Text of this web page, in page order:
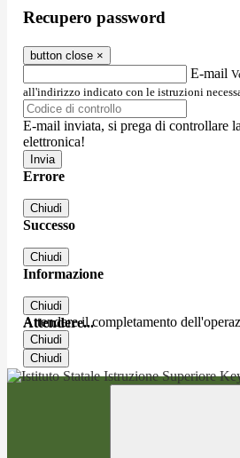
Recupero password
button close ×
E-mail
all'indirizzo indicato con le istruzioni
E-mail inviata, si prega di controllare
elettronica!
Errore
Chiudi
Successo
Chiudi
Informazione
Chiudi
Attendere...
Attendere il completamento
Chiudi
Chiudi